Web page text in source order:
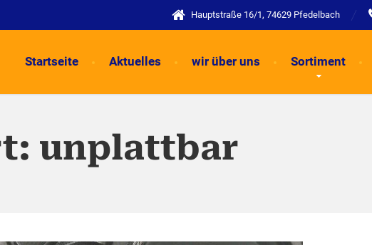
Hauptstraße 16/1, 74629 Pfedelbach
Startseite Aktuelles wir über uns Sortiment
unplattbar